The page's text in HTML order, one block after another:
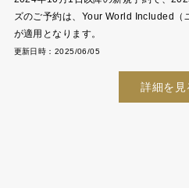
ズのご予約は、Your World Included（
が適用となります。
更新日時：2025/06/05
詳細を見